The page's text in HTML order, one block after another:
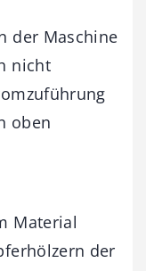
der Maschine
nicht
oben
Material
der